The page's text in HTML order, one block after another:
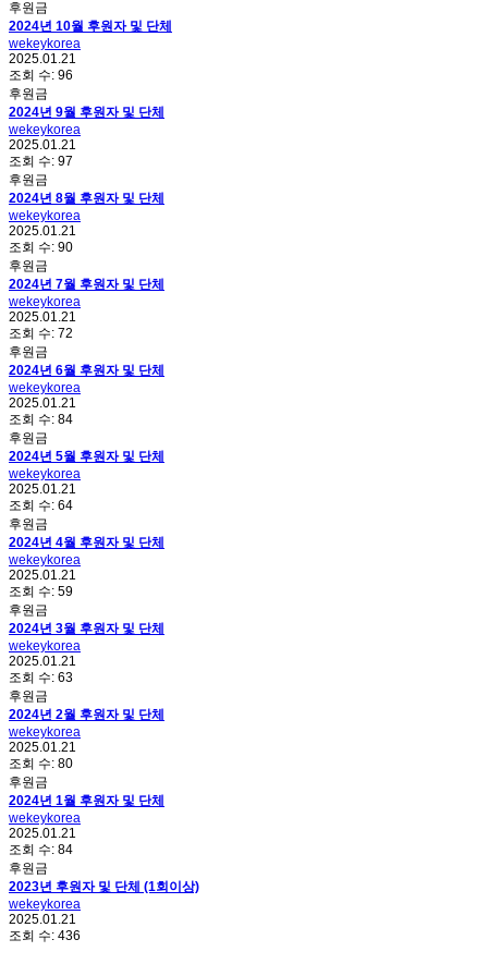
후원금
2024년 10월 후원자 및 단체
wekeykorea
2025.01.21
조회 수: 96
후원금
2024년 9월 후원자 및 단체
wekeykorea
2025.01.21
조회 수: 97
후원금
2024년 8월 후원자 및 단체
wekeykorea
2025.01.21
조회 수: 90
후원금
2024년 7월 후원자 및 단체
wekeykorea
2025.01.21
조회 수: 72
후원금
2024년 6월 후원자 및 단체
wekeykorea
2025.01.21
조회 수: 84
후원금
2024년 5월 후원자 및 단체
wekeykorea
2025.01.21
조회 수: 64
후원금
2024년 4월 후원자 및 단체
wekeykorea
2025.01.21
조회 수: 59
후원금
2024년 3월 후원자 및 단체
wekeykorea
2025.01.21
조회 수: 63
후원금
2024년 2월 후원자 및 단체
wekeykorea
2025.01.21
조회 수: 80
후원금
2024년 1월 후원자 및 단체
wekeykorea
2025.01.21
조회 수: 84
후원금
2023년 후원자 및 단체 (1회이상)
wekeykorea
2025.01.21
조회 수: 436